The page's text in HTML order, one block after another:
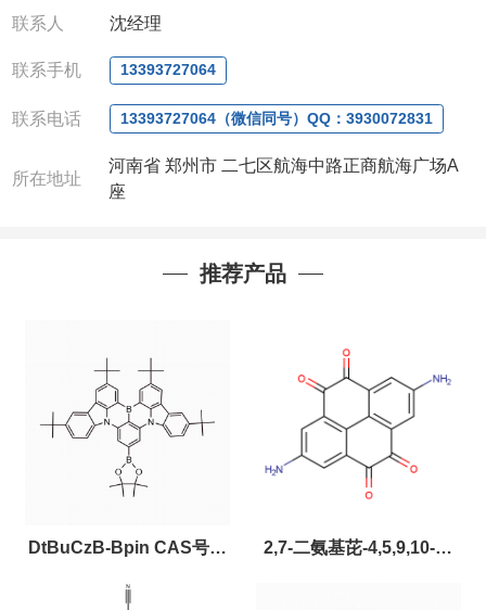
QQ:3930072831
:13393727064
联系人: 沈晓东(欢迎致电
联系人 沈经理
联系手机 13393727064
联系电话 13393727064（微信同号）QQ：3930072831
所在地址
河南省 郑州市 二七区航海中路正商航海广场A
座
推荐产品
DtBuCzB-Bpin CAS号：
2643331-97-7
2,7-二氨基芘-4,5,9,10-四